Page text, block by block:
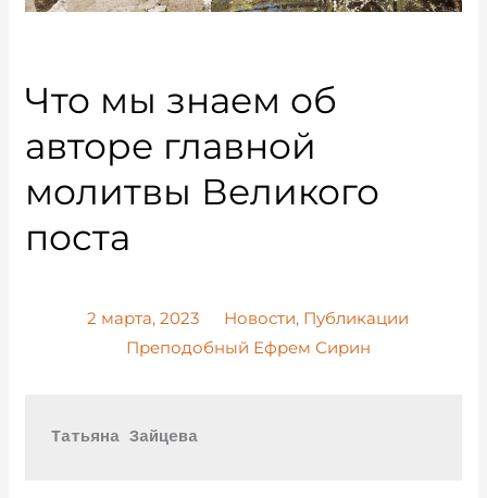
Что мы знаем об
авторе главной
молитвы Великого
поста
2 марта, 2023 Новости, Публикации
Преподобный Ефрем Сирин
Татьяна Зайцева